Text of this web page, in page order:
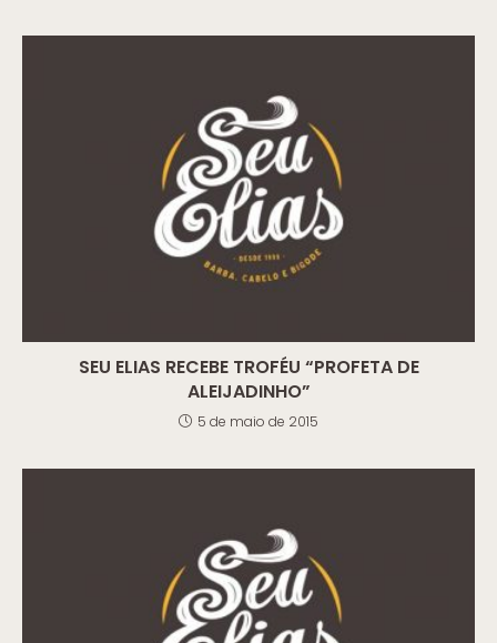
SEU ELIAS RECEBE TROFÉU “PROFETA DE
ALEIJADINHO”
5 de maio de 2015